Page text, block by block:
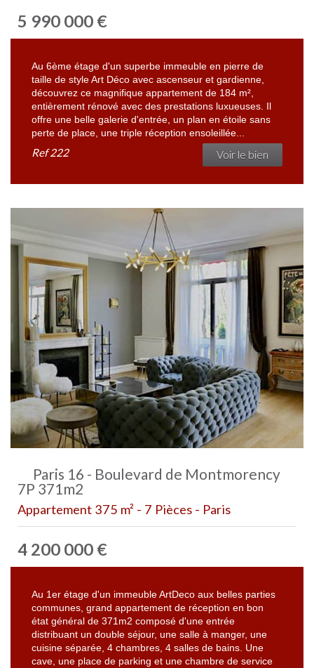
5 990 000 €
Au 6ème étage d'un superbe immeuble en pierre de
taille de style Art Déco avec ascenseur et gardienne,
découvrez ce magnifique appartement de 184 m²,
entièrement rénové avec des prestations luxueuses. Il
offre une belle galerie d'entrée, un plan en étoile sans
perte de place, une triple réception ensoleillée...
Ref222 Voir le bien
Paris 16 - Boulevard de Montmorency
7P 371m2
Appartement 375 m² - 7 Pièces - Paris
4 200 000 €
Au 1er étage d'un immeuble ArtDeco aux belles parties
communes, grand appartement de réception en bon
état général de 371m2 composé d'une entrée
distribuant un double séjour, une salle à manger, une
cuisine séparée, 4 chambres, 4 salles de bains. Une
cave, une place de parking et une chambre de service